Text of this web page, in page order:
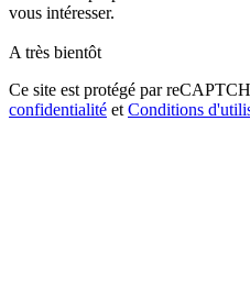
vous intéresser.
A très bientôt
Ce site est protégé par
confidentialité et Conditions